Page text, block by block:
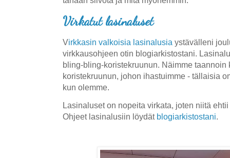
Virkatut lasinaluset
Virkkasin valkoisia lasinalusia ystävälleni
virkkausohjeen otin blogiarkistostani.
bling-bling-koristekruunun. Näimme taannoin
koristekruunun, johon ihastuimme - tällaisia
kun olemme.
Lasinaluset on nopeita virkata, joten niitä
Ohjeet lasinalusiin löydät blogiarkistostani.